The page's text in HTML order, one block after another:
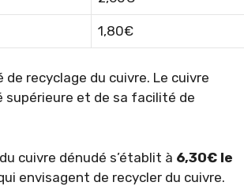
1,80€
recyclage du cuivre. Le cuivre
supérieure et de sa facilité de
cuivre dénudé s’établit à 6,30€ le
envisagent de recycler du cuivre.